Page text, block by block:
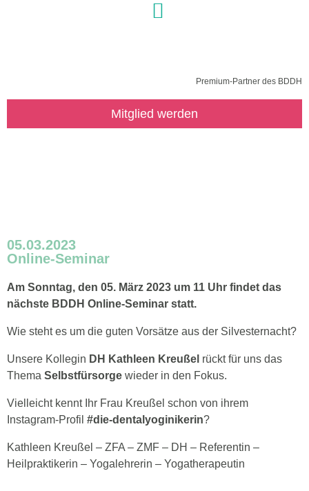
Premium-Partner des BDDH
Mitglied werden
05.03.2023
Online-Seminar
Am Sonntag, den 05. März 2023 um 11 Uhr findet das
nächste BDDH Online-Seminar statt.
Wie steht es um die guten Vorsätze aus der Silvesternacht?
Unsere Kollegin DH Kathleen Kreußel rückt für uns das
Thema Selbstfürsorge wieder in den Fokus.
Vielleicht kennt Ihr Frau Kreußel schon von ihrem
Instagram-Profil #die-dentalyoginikerin?
Kathleen Kreußel – ZFA – ZMF – DH – Referentin –
Heilpraktikerin – Yogalehrerin – Yogatherapeutin